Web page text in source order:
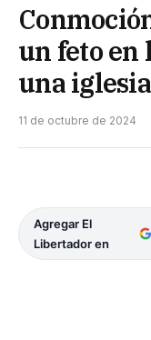
un feto en
una
11 de octubre de 2024
Agregar El
Libertador en